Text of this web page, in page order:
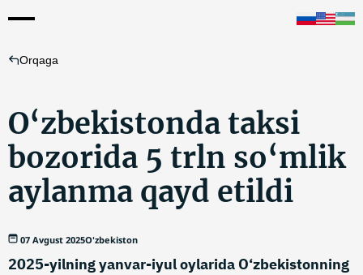
Orqaga
O‘zbekistonda taksi
bozorida 5 trln so‘mlik
aylanma qayd etildi
07 Avgust 2025O'zbekiston
2025-yilning yanvar-iyul oylarida O‘zbekistonning